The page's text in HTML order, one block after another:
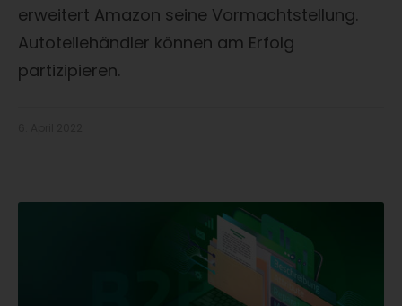
erweitert Amazon seine Vormachtstellung.
Autoteilehändler können am Erfolg
partizipieren.